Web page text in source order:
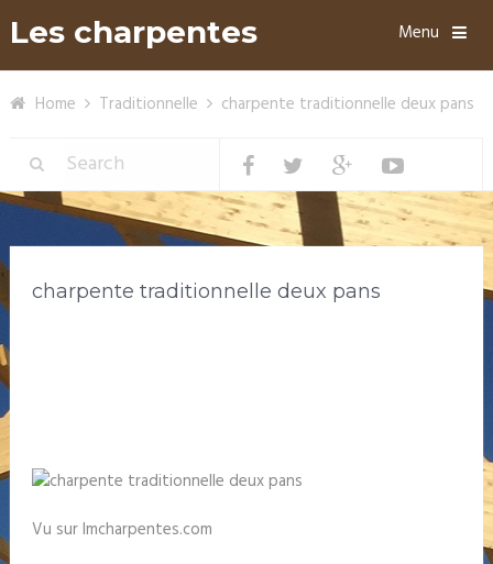
Les charpentes Menu
Home Traditionnelle charpente traditionnelle deux pans
charpente traditionnelle deux pans
Vu sur lmcharpentes.com